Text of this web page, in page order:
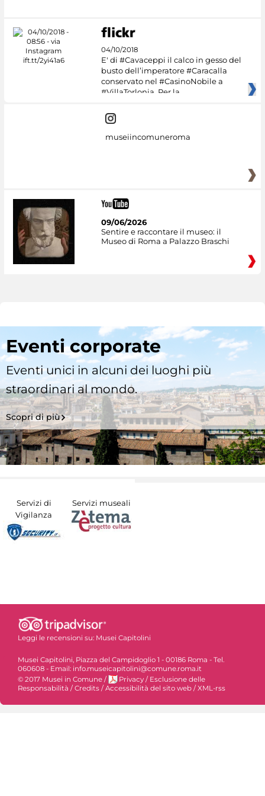
04/10/2018
E' di #Cavaceppi il calco in gesso del
busto dell’imperatore #Caracalla
conservato nel #CasinoNobile a
#VillaTorlonia. Per la
museiincomuneroma
09/06/2026
Sentire e raccontare il museo: il
Museo di Roma a Palazzo Braschi
Eventi corporate
Eventi unici in alcuni dei luoghi più
straordinari al mondo.
Scopri di più
Servizi di
Vigilanza
Servizi museali
Leggi le recensioni su: Musei Capitolini
Musei Capitolini, Piazza del Campidoglio 1 - 00186 Roma - Tel.
060608 - Email: info.museicapitolini@comune.roma.it
© 2017 Musei in Comune / Privacy / Esclusione delle
Responsabilità / Credits / Accessibilità del sito web / XML-rss